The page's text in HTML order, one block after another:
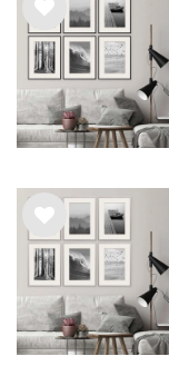
List
e de
sou
List
e de
sou
hait